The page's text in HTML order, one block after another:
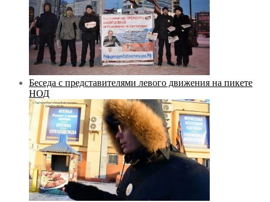
Беседа с представителями левого движения на пикете
НОД